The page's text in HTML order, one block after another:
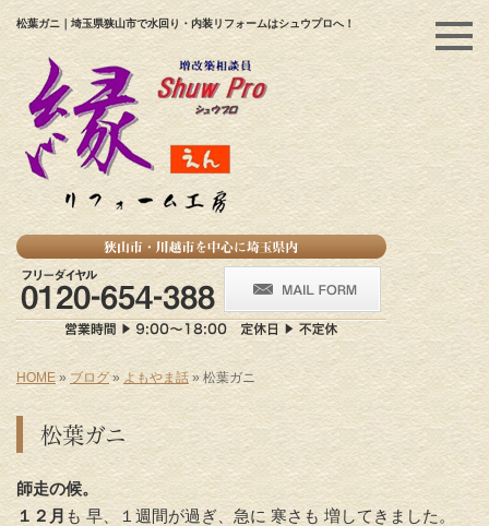
松葉ガニ｜埼玉県狭山市で水回り・内装リフォームはシュウプロへ！
HOME » ブログ» よもやま話 » 松葉ガニ
松葉ガニ
師走の候。
１２月 も 早、１週間が過ぎ、急に 寒さも 増してきました。